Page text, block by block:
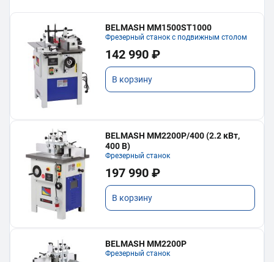
BELMASH MM1500ST1000
Фрезерный станок с подвижным столом
142 990 ₽
В корзину
BELMASH MM2200P/400 (2.2 кВт,
400 В)
Фрезерный станок
197 990 ₽
В корзину
BELMASH MM2200P
Фрезерный станок